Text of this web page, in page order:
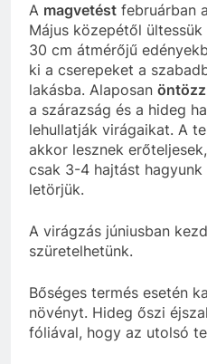
A magvetést februárban
Május közepétől
30 cm átmérőjű
ki a cserepeket a
lakásba. Alaposan
a szárazság és a hideg
lehullatják virágaikat. A
akkor lesznek
csak 3-4 hajtást
letörjük.
A virágzás júniusban
szüretelhetünk.
Bőséges termés esetén
növényt. Hideg őszi
fóliával, hogy az utolsó